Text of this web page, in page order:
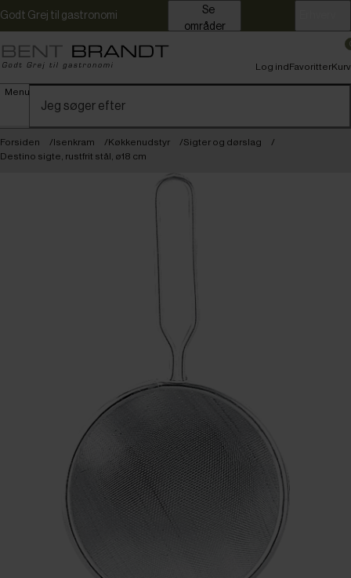
Godt Grej til gastronomi
områder
Menu
Log indFavoritterKurv
Forsiden Isenkram Køkkenudstyr
Sigter og dørslag
Destino sigte, rustfrit stål, ø18 cm